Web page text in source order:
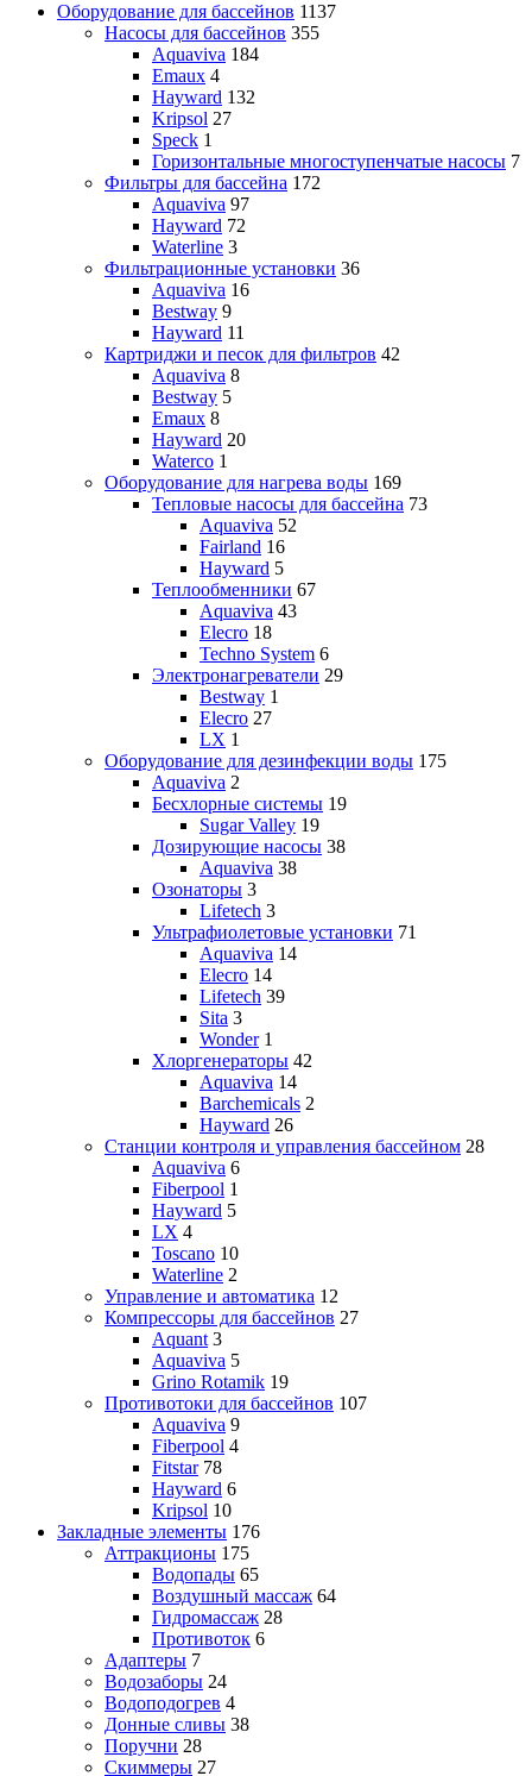
Оборудование для бассейнов 1137
Насосы для бассейнов 355
Aquaviva 184
Emaux 4
Hayward 132
Kripsol 27
Speck 1
Горизонтальные многоступенчатые насосы 7
Фильтры для бассейна 172
Aquaviva 97
Hayward 72
Waterline 3
Фильтрационные установки 36
Aquaviva 16
Bestway 9
Hayward 11
Картриджи и песок для фильтров 42
Aquaviva 8
Bestway 5
Emaux 8
Hayward 20
Waterco 1
Оборудование для нагрева воды 169
Тепловые насосы для бассейна 73
Aquaviva 52
Fairland 16
Hayward 5
Теплообменники 67
Aquaviva 43
Elecro 18
Techno System 6
Электронагреватели 29
Bestway 1
Elecro 27
LX 1
Оборудование для дезинфекции воды 175
Aquaviva 2
Бесхлорные системы 19
Sugar Valley 19
Дозирующие насосы 38
Aquaviva 38
Озонаторы 3
Lifetech 3
Ультрафиолетовые установки 71
Aquaviva 14
Elecro 14
Lifetech 39
Sita 3
Wonder 1
Хлоргенераторы 42
Aquaviva 14
Barchemicals 2
Hayward 26
Станции контроля и управления бассейном 28
Aquaviva 6
Fiberpool 1
Hayward 5
LX 4
Toscano 10
Waterline 2
Управление и автоматика 12
Компрессоры для бассейнов 27
Aquant 3
Aquaviva 5
Grino Rotamik 19
Противотоки для бассейнов 107
Aquaviva 9
Fiberpool 4
Fitstar 78
Hayward 6
Kripsol 10
Закладные элементы 176
Аттракционы 175
Водопады 65
Воздушный массаж 64
Гидромассаж 28
Противоток 6
Адаптеры 7
Водозаборы 24
Водоподогрев 4
Донные сливы 38
Поручни 28
Скиммеры 27